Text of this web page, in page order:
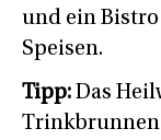
und ein
Speisen.
Tipp: Das
Trinkbrunnen